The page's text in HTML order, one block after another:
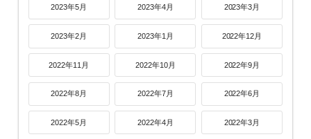
2023年5月 2023年4月 2023年3月
2023年2月 2023年1月 2022年12月
2022年11月 2022年10月 2022年9月
2022年8月 2022年7月 2022年6月
2022年5月 2022年4月 2022年3月